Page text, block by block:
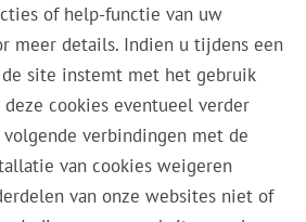
of help-functie van uw
meer details. Indien u tijdens een
de site instemt met het gebruik
deze cookies eventueel verder
verbindingen met de
van cookies weigeren
van onze websites niet of